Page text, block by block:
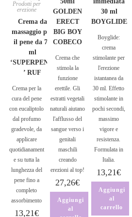
Prodotti per
erezione
Crema da
massaggio per
il pene da 75
ml
‘SUPERPENIS
’ RUF
Crema per la
cura del pene
con eucaliptolo
dal profumo
gradevole, da
applicare
quotidianament
e su tutta la
lunghezza del
pene fino a
completo
assorbimento
13,21€
GOLDEN
ERECT
BIG BOY
COBECO
Crema che
stimola la
funzione
erettile. Gli
estratti vegetali
naturali aiutano
l'afflusso del
sangue verso i
genitali
maschili
creando
erezioni al top!
27,26€
Aggiungi
al
30 ml
BOYGLIDE
Boyglide:
crema
stimolante per
l'erezione
istantanea da
30 ml. Effetto
stimolante in
pochi secondi,
massimo
vigore e
resistenza.
Formulata in
Italia.
13,21€
Aggiungi
al
carrello